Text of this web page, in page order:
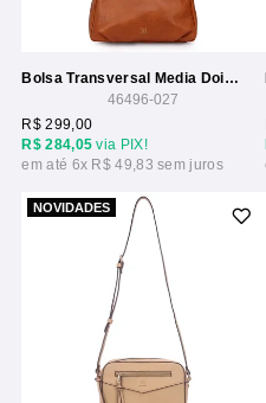
Bolsa Transversal Media Dois Ziperes Com Detalhe Costura Grossa
46496-027
R$ 284,05 via PIX!
R$ 299,00
6x R$ 49,83
NOVIDADES